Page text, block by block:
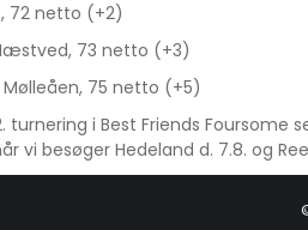
72 netto (+2)
73 netto (+3)
75 netto (+5)
turnering i Best Friends
vi besøger Hedeland d. 7.8. og